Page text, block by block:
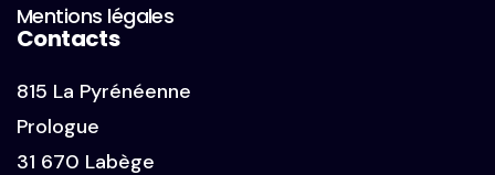
Mentions légales
Contacts
815 La Pyrénéenne
Prologue
31 670 Labège